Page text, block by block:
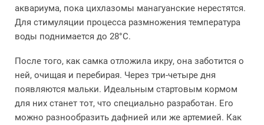
аквариума, пока цихлазомы манагуанские нерестятся.
Для стимуляции процесса размножения температура
воды поднимается до 28°С.
После того, как самка отложила икру, она заботится о
ней, очищая и перебирая. Через три-четыре дня
появляются мальки. Идеальным стартовым кормом
для них станет тот, что специально разработан. Его
можно разнообразить дафнией или же артемией. Как